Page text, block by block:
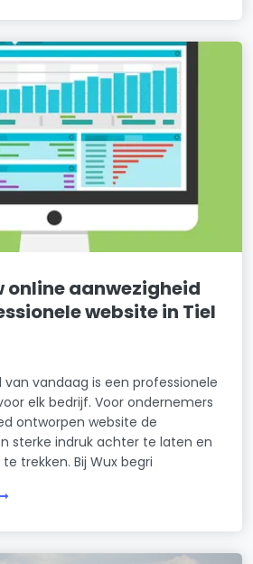
online aanwezigheid
website in Tiel
van vandaag is een professionele
elk bedrijf. Voor ondernemers
ontworpen website de
sterke indruk achter te laten en
trekken. Bij Wux begri